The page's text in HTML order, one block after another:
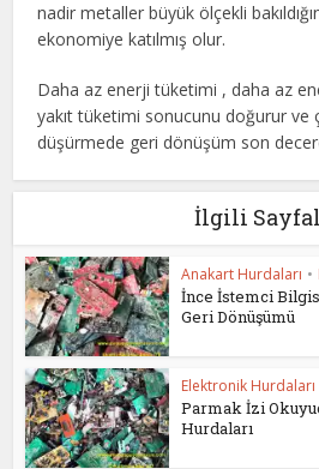
nadir metaller büyük ölçekli
ekonomiye katılmış olur.
Daha az enerji tüketimi , daha az
yakıt tüketimi sonucunu doğurur ve
düşürmede geri dönüşüm son
İlgili
Anakart Hurdaları •
İnce İstemci
Geri Dönüşümü
Elektronik Hurdaları
Parmak İzi
Hurdaları